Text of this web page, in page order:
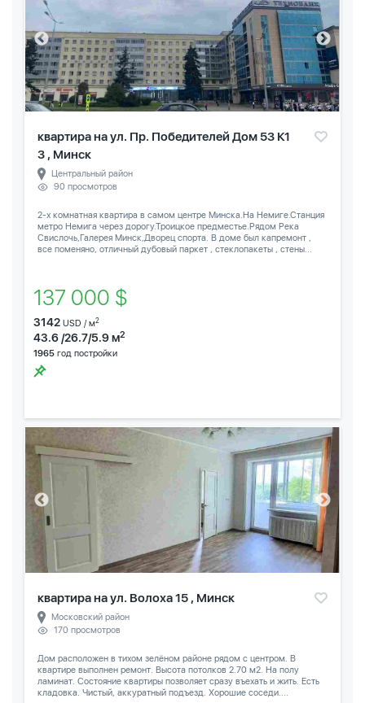
квартира на ул. Пр. Победителей Дом 53 К1
3 , Минск
Центральный район
90 просмотров
2-х комнатная квартира в самом центре Минска.На Немиге.Станция
метро Немига через дорогу.Троицкое предместье.Рядом Река
Свислочь,Галерея Минск,Дворец спорта. В доме был капремонт ,
все поменяно, отличный дубовый паркет , стеклопакеты , стены...
137 000 $
3142 USD / м2
43.6 /26.7/5.9 м2
1965 год постройки
квартира на ул. Волоха 15 , Минск
Московский район
170 просмотров
Дом расположен в тихом зелёном районе рядом с центром. В
квартире выполнен ремонт. Высота потолков 2.70 м2. На полу
ламинат. Состояние квартиры позволяет сразу въехать и жить. Есть
кладовка. Чистый, аккуратный подъезд. Хорошие соседи....